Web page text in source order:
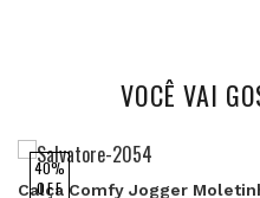
VOCÊ VAI
40%
OFF
Calça Comfy Jogger